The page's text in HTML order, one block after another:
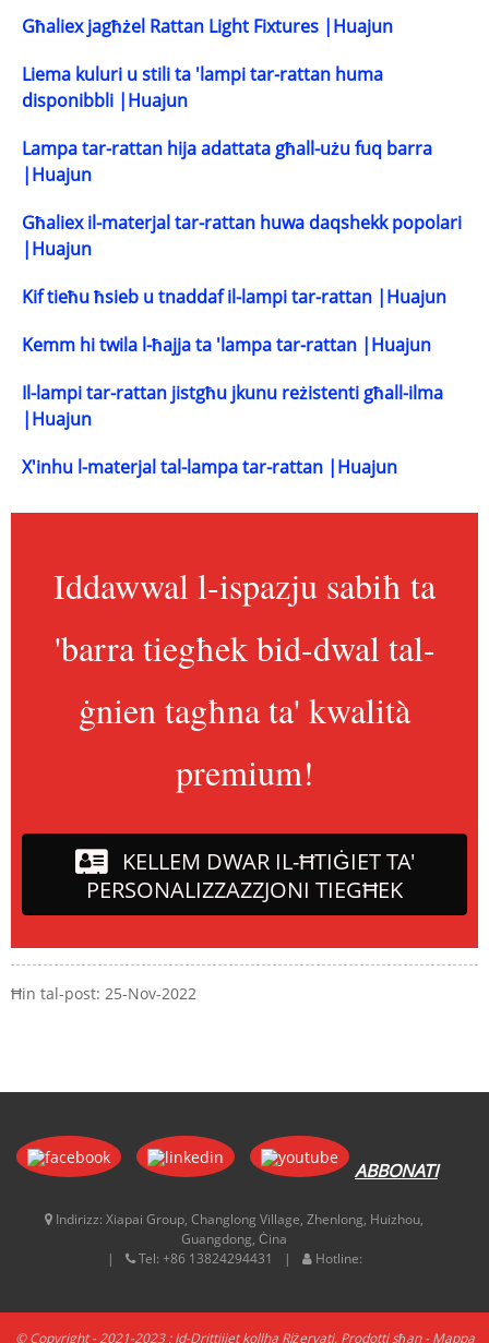
Għaliex jagħżel Rattan Light Fixtures |Huajun
Liema kuluri u stili ta 'lampi tar-rattan huma
disponibbli |Huajun
Lampa tar-rattan hija adattata għall-użu fuq barra
|Huajun
Għaliex il-materjal tar-rattan huwa daqshekk popolari
|Huajun
Kif tieħu ħsieb u tnaddaf il-lampi tar-rattan |Huajun
Kemm hi twila l-ħajja ta 'lampa tar-rattan |Huajun
Il-lampi tar-rattan jistgħu jkunu reżistenti għall-ilma
|Huajun
X'inhu l-materjal tal-lampa tar-rattan |Huajun
Iddawwal l-ispazju sabiħ ta
'barra tiegħek bid-dwal tal-
ġnien tagħna ta' kwalità
premium!
KELLEM DWAR IL-ĦTIĠIET TA'
PERSONALIZZAZZJONI TIEGĦEK
Ħin tal-post: 25-Nov-2022
ABBONATI
Indirizz: Xiapai Group, Changlong Village, Zhenlong, Huizhou,
Guangdong, Ċina
Tel: +86 13824294431 Hotline:
© Copyright - 2021-2023 : Id-Drittijiet kollha Riżervati. Prodotti sħan- Mappa